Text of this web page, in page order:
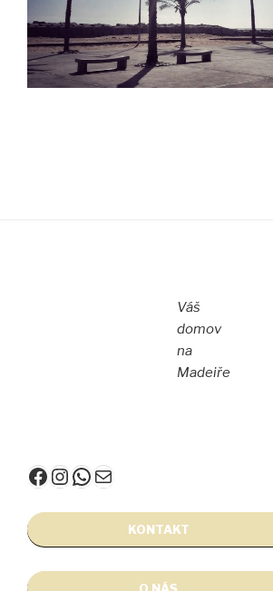
Váš
domov
na
Madeiře
Facebook InstagramWhatsApp E-mail
KONTAKT